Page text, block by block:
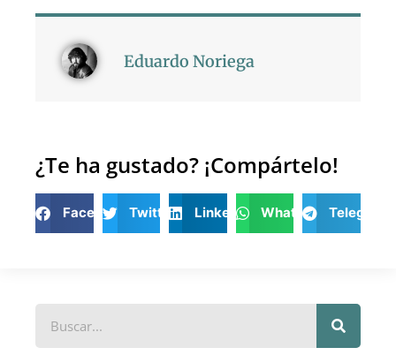
Eduardo Noriega
¿Te ha gustado? ¡Compártelo!
Facebook Twitter LinkedIn WhatsAppTelegram